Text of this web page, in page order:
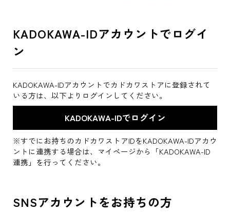
KADOKAWA-IDアカウントでログイ
ン
KADOKAWA-IDアカウントでカドカワストアに登録されて
いる方は、以下よりログインしてください。
※すでにお持ちのカドカワストアIDをKADOKAWA-IDアカウ
ントに連携する場合は、マイページから「KADOKAWA-ID
連携」を行ってください。
SNSアカウントをお持ちの方